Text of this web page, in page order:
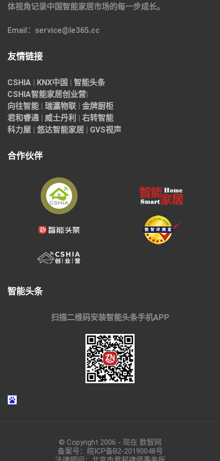
体视角记录中国智能家居市场的每一步成长。
Email：service@le365.cc
友情链接
CSHIA | KNX中国 | 智能头条
CSHIA智能家居创业营|
向往智能 | 瑞瀛物联 | 金牌厨柜
君和睿通 | 威士丹利 | 右转智能
科力屋 | 悠达智能家居 | GVS视声
合作伙伴
智能头条
扫描二维码安装智能头条手机APP
© Copyright 2006 - 现在 数智网
备案号： 皖ICP备B2-20190048号